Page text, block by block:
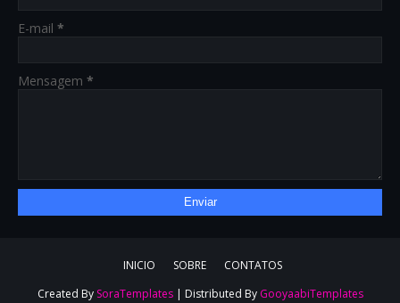
E-mail *
Mensagem *
INICIO SOBRE
CONTATOS
Created By SoraTemplates| Distributed By GooyaabiTemplates